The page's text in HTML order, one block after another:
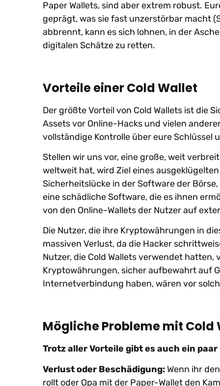
Paper Wallets, sind aber extrem robust.
geprägt, was sie fast unzerstörbar macht
abbrennt, kann es sich lohnen, in der
digitalen Schätze zu retten.
Vorteile einer Cold Wallet
Der größte Vorteil von Cold Wallets ist die
Assets vor Online-Hacks und vielen
vollständige Kontrolle über eure
Stellen wir uns vor, eine große, weit
weltweit hat, wird Ziel eines
Sicherheitslücke in der Software der
eine schädliche Software, die es ihnen
von den Online-Wallets der Nutzer auf
Die Nutzer, die ihre Kryptowährungen in
massiven Verlust, da die Hacker
Nutzer, die Cold Wallets verwendet
Kryptowährungen, sicher aufbewahrt auf
Internetverbindung haben, wären vor
Mögliche Probleme mit Cold
Trotz aller Vorteile gibt es auch ein
Verlust oder Beschädigung: Wenn ihr
rollt oder Opa mit der Paper-Wallet den